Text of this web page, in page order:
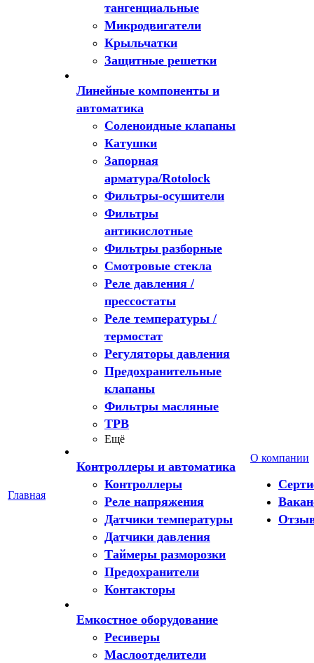
Главная
тангенциальные
Микродвигатели
Крыльчатки
Защитные решетки
Линейные компоненты и
автоматика
Соленоидные клапаны
Катушки
Запорная
арматура/Rotolock
Фильтры-осушители
Фильтры
антикислотные
Фильтры разборные
Смотровые стекла
Реле давления /
прессостаты
Реле температуры /
термостат
Регуляторы давления
Предохранительные
клапаны
Фильтры масляные
ТРВ
Ещё
Контроллеры и автоматика
Контроллеры
Реле напряжения
Датчики температуры
Датчики давления
Таймеры разморозки
Предохранители
Контакторы
Емкостное оборудование
Ресиверы
Маслоотделители
О компании